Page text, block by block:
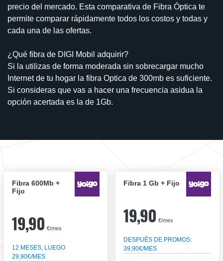
precio del mercado. Esta comparativa de Fibra Óptica te
permite comparar rápidamente todos los costos y todas y
cada una de las ofertas.
¿Qué fibra de DIGI Mobil adquirir?
Si la utilizas de forma moderada sin sobrecargar mucho
Internet de tu hogar la fibra Optica de 300mb es suficiente.
Si consideras que vas a hacer una frecuencia asidua la
opción acertada es la de 1Gb.
Fibra 600Mb +
Fijo
19,90 €/mes
12 MESES, LUEGO
29,90€/MES
Fibra 1 Gb + Fijo
19,90 €/mes
DESPUÉS DE PROMOS:
39,90€/MES